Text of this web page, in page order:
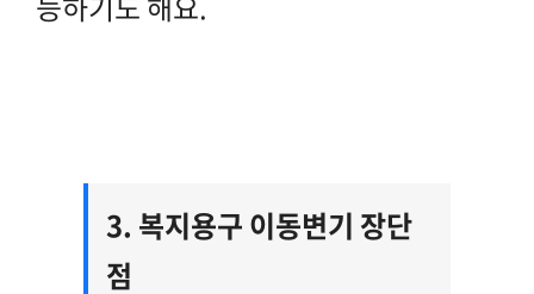
3. 복지용구 이동변기 장단
점